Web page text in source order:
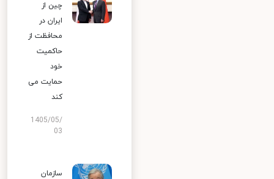
چین از
ایران در
محافظت از
حاکمیت
خود
حمایت می
کند
1405/05/
03
سازمان